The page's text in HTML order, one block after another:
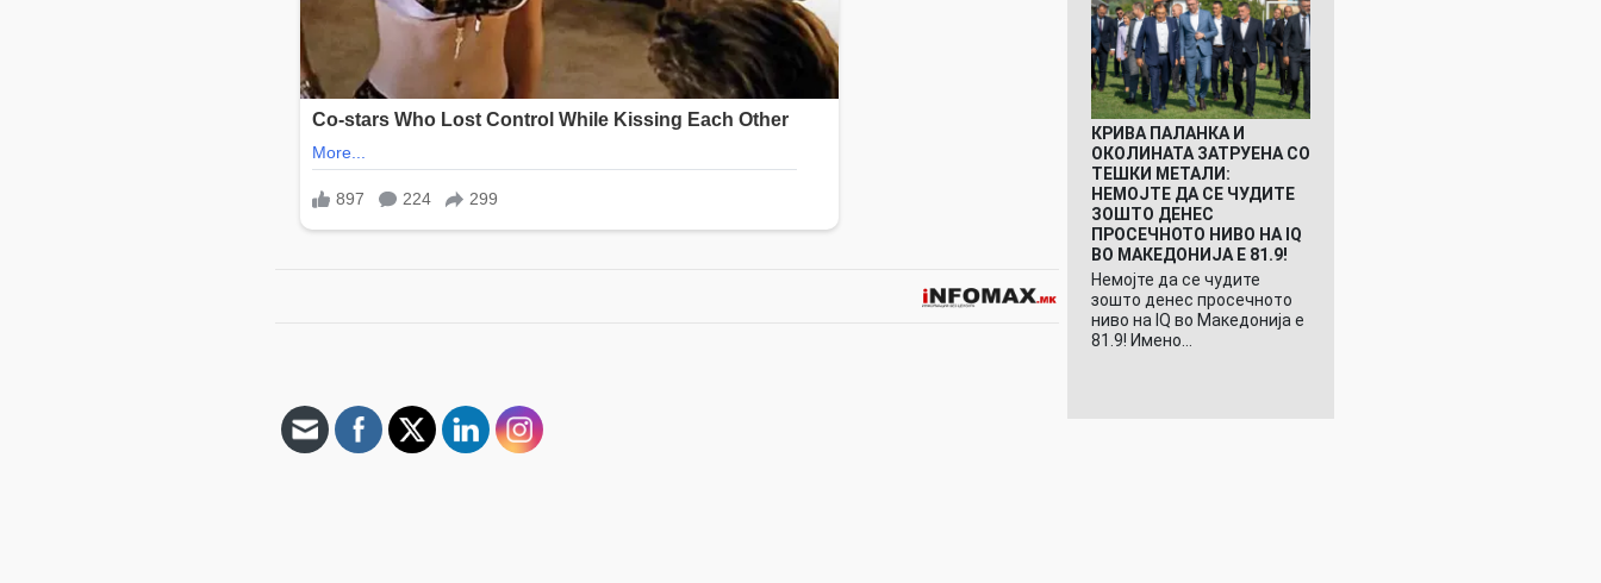
КРИВА ПАЛАНКА И
ОКОЛИНАТА ЗАТРУЕНА СО
ТЕШКИ МЕТАЛИ:
НЕМОЈТЕ ДА СЕ ЧУДИТЕ
ЗОШТО ДЕНЕС
ПРОСЕЧНОТО НИВО НА IQ
ВО МАКЕДОНИЈА Е 81.9!
Немојте да се чудите
зошто денес просечното
ниво на IQ во Македонија е
81.9! Имено…